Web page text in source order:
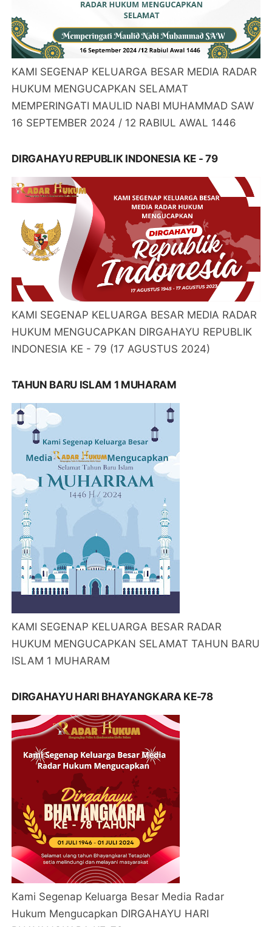
KAMI SEGENAP KELUARGA BESAR MEDIA RADAR
HUKUM MENGUCAPKAN SELAMAT
MEMPERINGATI MAULID NABI MUHAMMAD SAW
16 SEPTEMBER 2024 / 12 RABIUL AWAL 1446
DIRGAHAYU REPUBLIK INDONESIA KE - 79
KAMI SEGENAP KELUARGA BESAR MEDIA RADAR
HUKUM MENGUCAPKAN DIRGAHAYU REPUBLIK
INDONESIA KE - 79 (17 AGUSTUS 2024)
TAHUN BARU ISLAM 1 MUHARAM
KAMI SEGENAP KELUARGA BESAR RADAR
HUKUM MENGUCAPKAN SELAMAT TAHUN BARU
ISLAM 1 MUHARAM
DIRGAHAYU HARI BHAYANGKARA KE-78
Kami Segenap Keluarga Besar Media Radar
Hukum Mengucapkan DIRGAHAYU HARI